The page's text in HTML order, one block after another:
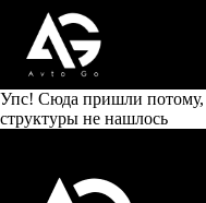
Упс! Сюда пришли потому,
структуры не нашлось